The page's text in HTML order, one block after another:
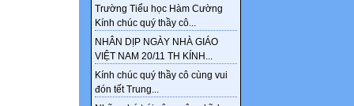
Trường Tiểu học Hàm Cường
Kính chúc quý thầy cô...
NHÂN DỊP NGÀY NHÀ GIÁO
VIỆT NAM 20/11 TH KÍNH...
Kính chúc quý thầy cô cùng vui
đón tết Trung...